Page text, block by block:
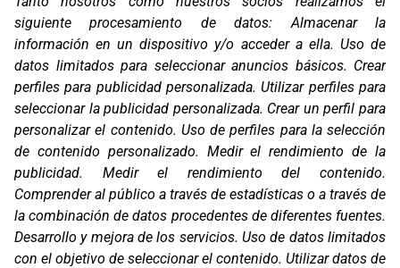
joramas@grupoflick.com
AZ-OFF ROAD
Av. Villa Rosa, 64, 29004 Málaga
siguiente procesamiento de datos:Almacenar la
información en un dispositivo y/o acceder a ella. Uso de
datos limitados para seleccionar anuncios básicos. Crear
perfiles para publicidad personalizada.Utilizar perfiles para
seleccionar la publicidad personalizada. Crear un perfil para
personalizar el contenido. Uso de perfiles para la selección
de contenido personalizado. Medir el rendimiento de la
publicidad. Medir el rendimiento del contenido.
Comprender al público a través de estadísticas o a través de
la combinación de datos procedentes de diferentes fuentes.
Desarrollo y mejora de los servicios.Uso de datos limitados
con el objetivo de seleccionar el contenido. Utilizar datos de